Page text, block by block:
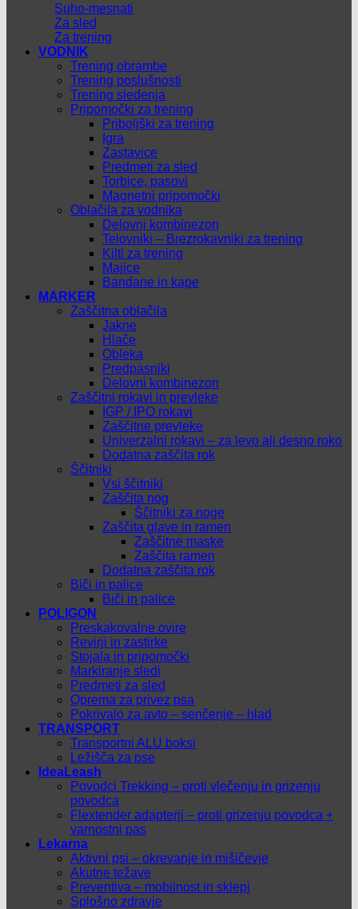
Suho-mesnati
Za sled
Za trening
VODNIK
Trening obrambe
Trening poslušnosti
Trening sledenja
Pripomočki za trening
Priboljški za trening
Igra
Zastavice
Predmeti za sled
Torbice, pasovi
Magnetni pripomočki
Oblačila za vodnika
Delovni kombinezon
Telovniki – Brezrokavniki za trening
Kilti za trening
Majice
Bandane in kape
MARKER
Zaščitna oblačila
Jakne
Hlače
Obleka
Predpasniki
Delovni kombinezon
Zaščitni rokavi in prevleke
IGP / IPO rokavi
Zaščitne prevleke
Univerzalni rokavi – za levo ali desno roko
Dodatna zaščita rok
Ščitniki
Vsi ščitniki
Zaščita nog
Ščitniki za noge
Zaščita glave in ramen
Zaščitne maske
Zaščita ramen
Dodatna zaščita rok
Biči in palice
Biči in palice
POLIGON
Preskakovalne ovire
Revirji in zastirke
Stojala in pripomočki
Markiranje sledi
Predmeti za sled
Oprema za privez psa
Pokrivalo za avto – senčenje – hlad
TRANSPORT
Transportni ALU boksi
Ležišča za pse
IdeaLeash
Povodci Trekking – proti vlečenju in grizenju
povodca
Flextender adapterji – proti grizenju povodca +
varnostni pas
Lekarna
Aktivni psi – okrevanje in mišičevje
Akutne težave
Preventiva – mobilnost in sklepi
Splošno zdravje